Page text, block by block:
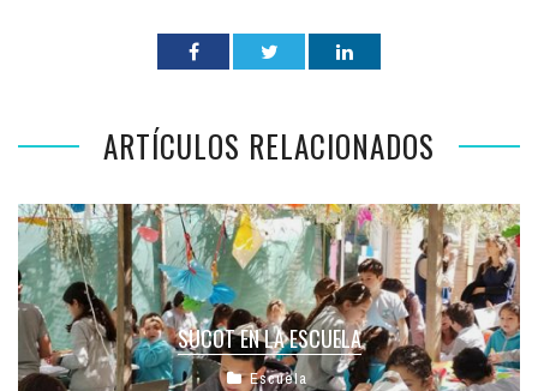
ARTÍCULOS RELACIONADOS
SUCOT EN LA ESCUELA
Escuela